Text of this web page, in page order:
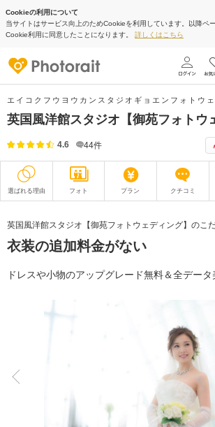
Cookieの利用について
当サイトはサービス向上のためCookieを利用しています。以降ペ
Cookie利用に同意したことになります。 詳しくはこちら
エイコクフウヨウカンスタジオギョエンフォトウ
英国風洋館スタジオ【御苑フォトウ
4.6 44件
選ばれる理由 フォト プラン クチコミ
衣装
オプション ブログ
アクセス/TEL
英国風洋館スタジオ【御苑フォトウェディング】のこ
衣装の追加料金がない
ドレスや小物のアップグレード無料＆全データ